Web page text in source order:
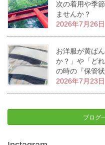
次の着用や季
ませんか？
2026年7月26日
お洋服が黄ば
か？」や「ど
の時の『保管
2026年7月23日
ブログ